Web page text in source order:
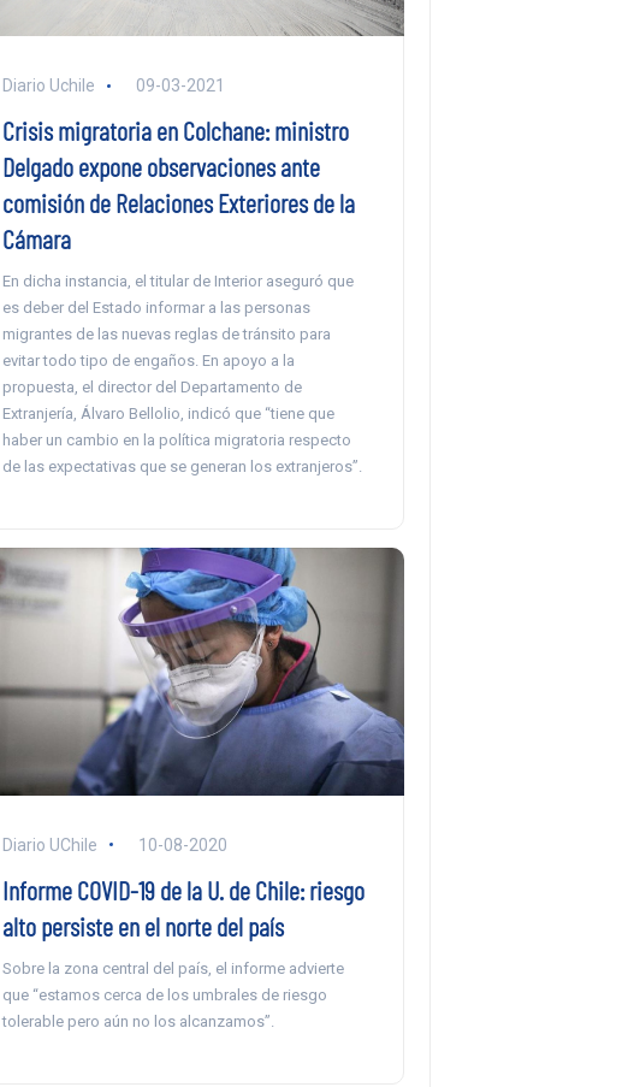
Diario Uchile 09-03-2021
Crisis migratoria en Colchane: ministro
Delgado expone observaciones ante
comisión de Relaciones Exteriores de la
Cámara
En dicha instancia, el titular de Interior aseguró que
es deber del Estado informar a las personas
migrantes de las nuevas reglas de tránsito para
evitar todo tipo de engaños. En apoyo a la
propuesta, el director del Departamento de
Extranjería, Álvaro Bellolio, indicó que “tiene que
haber un cambio en la política migratoria respecto
de las expectativas que se generan los extranjeros”.
Diario UChile 10-08-2020
Informe COVID-19 de la U. de Chile: riesgo
alto persiste en el norte del país
Sobre la zona central del país, el informe advierte
que “estamos cerca de los umbrales de riesgo
tolerable pero aún no los alcanzamos”.